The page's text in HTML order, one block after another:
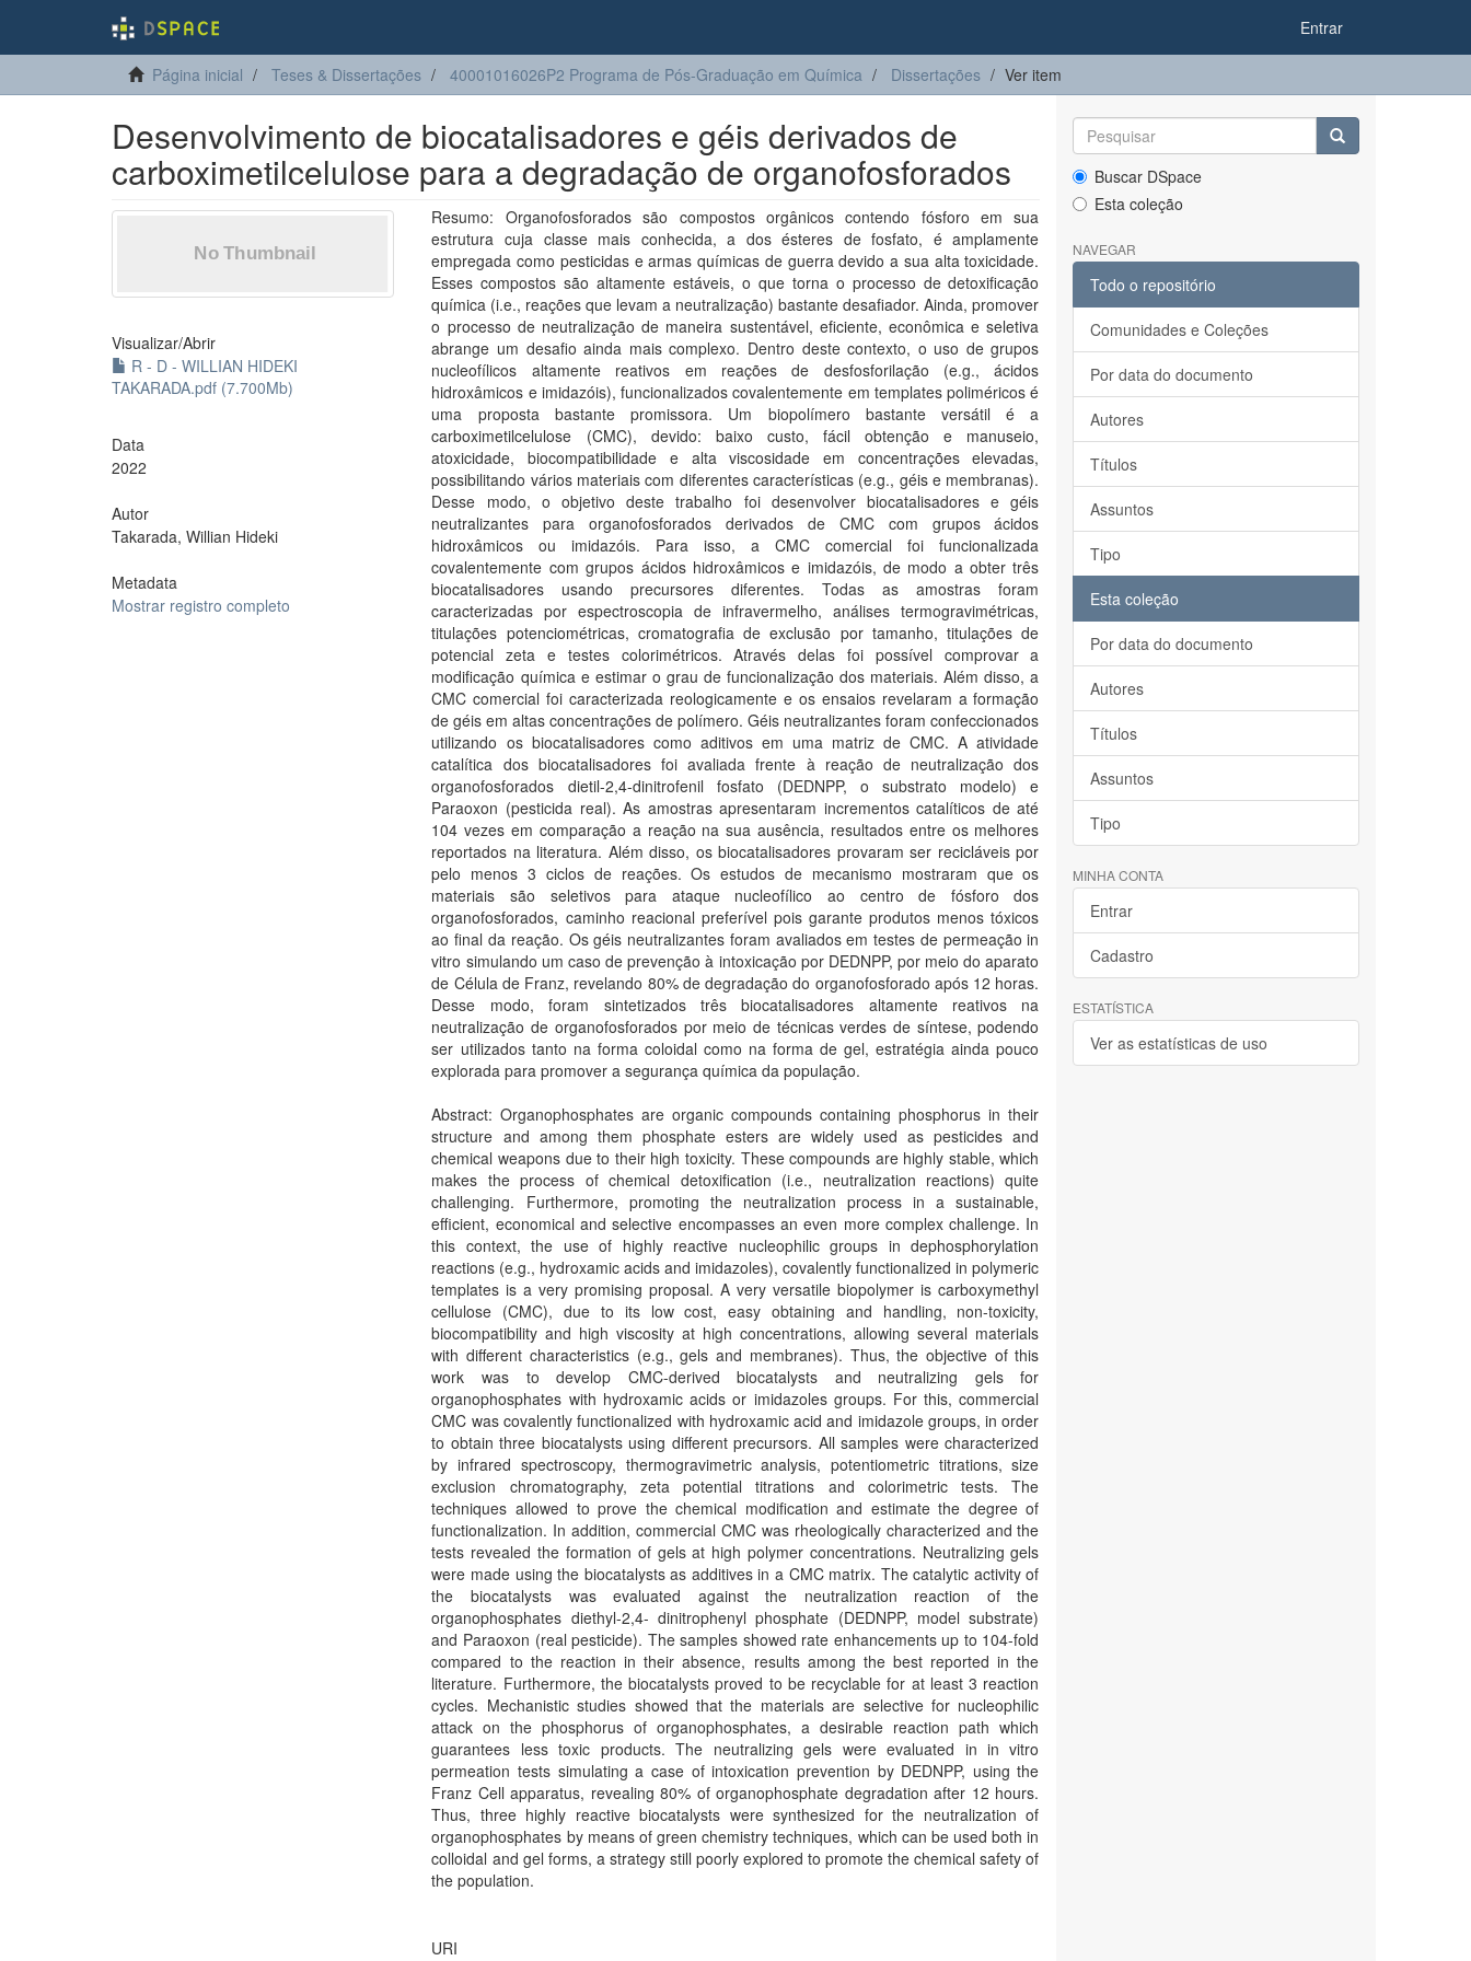
Entrar
Página inicial Teses & Dissertações 40001016026P2 Programa de Pós-Graduação em Química Dissertações Ver item
Desenvolvimento de biocatalisadores e géis derivados de
carboximetilcelulose para a degradação de organofosforados
Visualizar/Abrir
R - D - WILLIAN HIDEKI
TAKARADA.pdf (7.700Mb)
Data
2022
Autor
Takarada, Willian Hideki
Metadata
Mostrar registro completo
Resumo: Organofosforados são compostos orgânicos contendo fósforo em sua
estrutura cuja classe mais conhecida, a dos ésteres de fosfato, é amplamente
empregada como pesticidas e armas químicas de guerra devido a sua alta toxicidade.
Esses compostos são altamente estáveis, o que torna o processo de detoxificação
química (i.e., reações que levam a neutralização) bastante desafiador. Ainda, promover
o processo de neutralização de maneira sustentável, eficiente, econômica e seletiva
abrange um desafio ainda mais complexo. Dentro deste contexto, o uso de grupos
nucleofílicos altamente reativos em reações de desfosforilação (e.g., ácidos
hidroxâmicos e imidazóis), funcionalizados covalentemente em templates poliméricos é
uma proposta bastante promissora. Um biopolímero bastante versátil é a
carboximetilcelulose (CMC), devido: baixo custo, fácil obtenção e manuseio,
atoxicidade, biocompatibilidade e alta viscosidade em concentrações elevadas,
possibilitando vários materiais com diferentes características (e.g., géis e membranas).
Desse modo, o objetivo deste trabalho foi desenvolver biocatalisadores e géis
neutralizantes para organofosforados derivados de CMC com grupos ácidos
hidroxâmicos ou imidazóis. Para isso, a CMC comercial foi funcionalizada
covalentemente com grupos ácidos hidroxâmicos e imidazóis, de modo a obter três
biocatalisadores usando precursores diferentes. Todas as amostras foram
caracterizadas por espectroscopia de infravermelho, análises termogravimétricas,
titulações potenciométricas, cromatografia de exclusão por tamanho, titulações de
potencial zeta e testes colorimétricos. Através delas foi possível comprovar a
modificação química e estimar o grau de funcionalização dos materiais. Além disso, a
CMC comercial foi caracterizada reologicamente e os ensaios revelaram a formação
de géis em altas concentrações de polímero. Géis neutralizantes foram confeccionados
utilizando os biocatalisadores como aditivos em uma matriz de CMC. A atividade
catalítica dos biocatalisadores foi avaliada frente à reação de neutralização dos
organofosforados dietil-2,4-dinitrofenil fosfato (DEDNPP, o substrato modelo) e
Paraoxon (pesticida real). As amostras apresentaram incrementos catalíticos de até
104 vezes em comparação a reação na sua ausência, resultados entre os melhores
reportados na literatura. Além disso, os biocatalisadores provaram ser recicláveis por
pelo menos 3 ciclos de reações. Os estudos de mecanismo mostraram que os
materiais são seletivos para ataque nucleofílico ao centro de fósforo dos
organofosforados, caminho reacional preferível pois garante produtos menos tóxicos
ao final da reação. Os géis neutralizantes foram avaliados em testes de permeação in
vitro simulando um caso de prevenção à intoxicação por DEDNPP, por meio do aparato
de Célula de Franz, revelando 80% de degradação do organofosforado após 12 horas.
Desse modo, foram sintetizados três biocatalisadores altamente reativos na
neutralização de organofosforados por meio de técnicas verdes de síntese, podendo
ser utilizados tanto na forma coloidal como na forma de gel, estratégia ainda pouco
explorada para promover a segurança química da população.
Abstract: Organophosphates are organic compounds containing phosphorus in their
structure and among them phosphate esters are widely used as pesticides and
chemical weapons due to their high toxicity. These compounds are highly stable, which
makes the process of chemical detoxification (i.e., neutralization reactions) quite
challenging. Furthermore, promoting the neutralization process in a sustainable,
efficient, economical and selective encompasses an even more complex challenge. In
this context, the use of highly reactive nucleophilic groups in dephosphorylation
reactions (e.g., hydroxamic acids and imidazoles), covalently functionalized in polymeric
templates is a very promising proposal. A very versatile biopolymer is carboxymethyl
cellulose (CMC), due to its low cost, easy obtaining and handling, non-toxicity,
biocompatibility and high viscosity at high concentrations, allowing several materials
with different characteristics (e.g., gels and membranes). Thus, the objective of this
work was to develop CMC-derived biocatalysts and neutralizing gels for
organophosphates with hydroxamic acids or imidazoles groups. For this, commercial
CMC was covalently functionalized with hydroxamic acid and imidazole groups, in order
to obtain three biocatalysts using different precursors. All samples were characterized
by infrared spectroscopy, thermogravimetric analysis, potentiometric titrations, size
exclusion chromatography, zeta potential titrations and colorimetric tests. The
techniques allowed to prove the chemical modification and estimate the degree of
functionalization. In addition, commercial CMC was rheologically characterized and the
tests revealed the formation of gels at high polymer concentrations. Neutralizing gels
were made using the biocatalysts as additives in a CMC matrix. The catalytic activity of
the biocatalysts was evaluated against the neutralization reaction of the
organophosphates diethyl-2,4- dinitrophenyl phosphate (DEDNPP, model substrate)
and Paraoxon (real pesticide). The samples showed rate enhancements up to 104-fold
compared to the reaction in their absence, results among the best reported in the
literature. Furthermore, the biocatalysts proved to be recyclable for at least 3 reaction
cycles. Mechanistic studies showed that the materials are selective for nucleophilic
attack on the phosphorus of organophosphates, a desirable reaction path which
guarantees less toxic products. The neutralizing gels were evaluated in in vitro
permeation tests simulating a case of intoxication prevention by DEDNPP, using the
Franz Cell apparatus, revealing 80% of organophosphate degradation after 12 hours.
Thus, three highly reactive biocatalysts were synthesized for the neutralization of
organophosphates by means of green chemistry techniques, which can be used both in
colloidal and gel forms, a strategy still poorly explored to promote the chemical safety of
the population.
URI
Buscar DSpace
Esta coleção
NAVEGAR
Todo o repositório
Comunidades e Coleções
Por data do documento
Autores
Títulos
Assuntos
Tipo
Esta coleção
Por data do documento
Autores
Títulos
Assuntos
Tipo
MINHA CONTA
Entrar
Cadastro
ESTATÍSTICA
Ver as estatísticas de uso